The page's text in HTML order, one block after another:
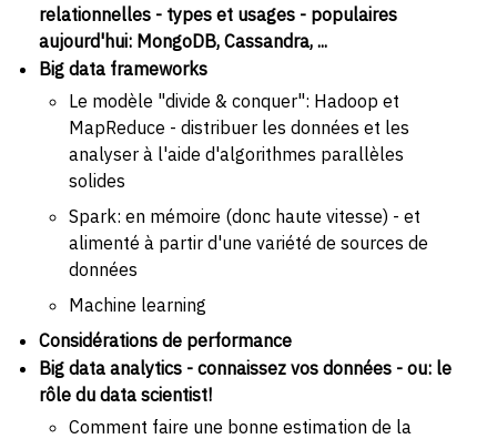
relationnelles - types et usages - populaires
aujourd'hui: MongoDB, Cassandra, ...
Big data frameworks
Le modèle "divide & conquer": Hadoop et
MapReduce - distribuer les données et les
analyser à l'aide d'algorithmes parallèles
solides
Spark: en mémoire (donc haute vitesse) - et
alimenté à partir d'une variété de sources de
données
Machine learning
Considérations de performance
Big data analytics - connaissez vos données - ou: le
rôle du data scientist!
Comment faire une bonne estimation de la